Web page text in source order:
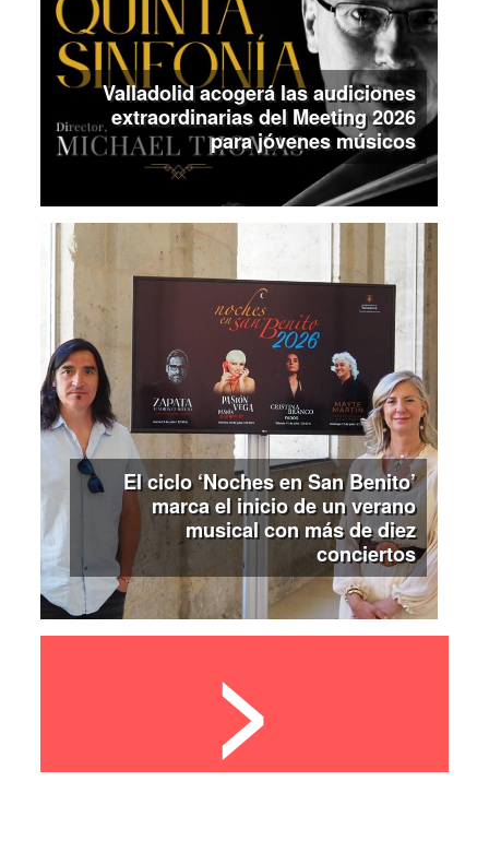
Valladolid acogerá las audiciones
extraordinarias del Meeting 2026
para jóvenes músicos
El ciclo ‘Noches en San Benito’
marca el inicio de un verano
musical con más de diez
conciertos
>